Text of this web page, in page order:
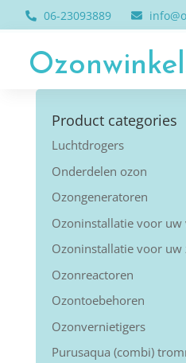
06-23093889
Product categories
Luchtdrogers
Onderdelen ozon
Ozongeneratoren
Ozoninstallatie voor uw
Ozoninstallatie voor uw
Ozonreactoren
Ozontoebehoren
Ozonvernietigers
Purusaqua (combi)